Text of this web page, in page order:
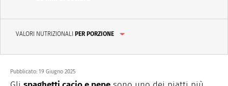
VALORI NUTRIZIONALI PER PORZIONE
Pubblicato: 19 Giugno 2025